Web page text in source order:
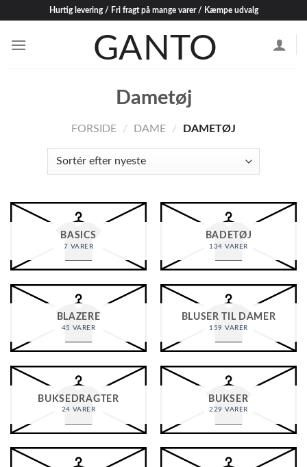
content
Hurtig levering / Fri fragt på mange varer / Kæmpe udvalg
Dametøj
FORSIDE / DAME / DAMETØJ
BASICS
7 VARER
BADETØJ
134 VARER
BLAZERE
45 VARER
BLUSER TIL DAMER
159 VARER
BUKSEDRAGTER
24 VARER
BUKSER
229 VARER